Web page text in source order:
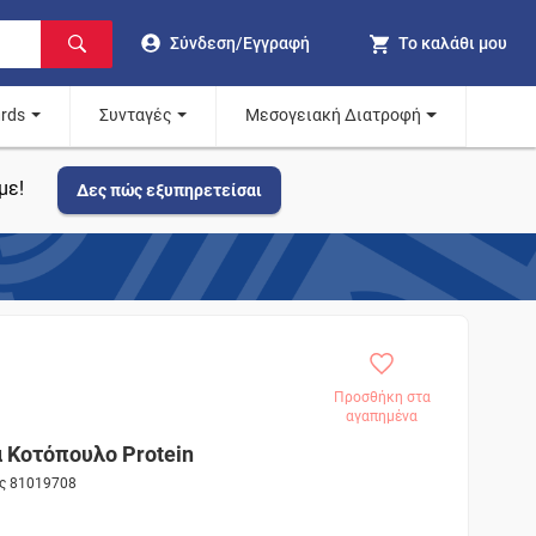
Σύνδεση/Εγγραφή Το καλάθι μου
Συνταγές Μεσογειακή Διατροφή
Δες πώς εξυπηρετείσαι
Προσθήκη στα
αγαπημένα
Protein
81019708